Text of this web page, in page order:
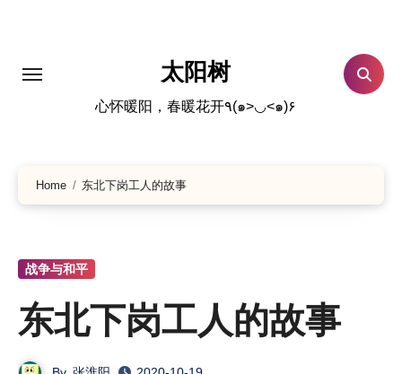
太阳树
心怀暖阳，春暖花开٩(๑>◡<๑)۶
Home 东北下岗工人的故事
战争与和平
东北下岗工人的故事